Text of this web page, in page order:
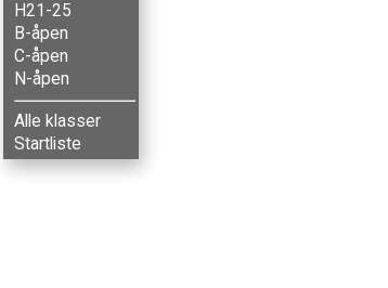
H21-25
B-åpen
C-åpen
N-åpen
Alle klasser
Startliste